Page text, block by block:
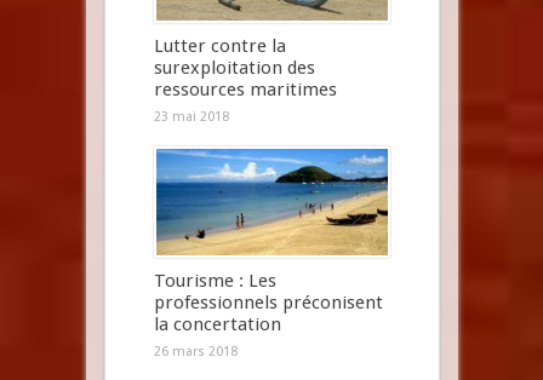
Lutter contre la
surexploitation des
ressources maritimes
23 mai 2018
Tourisme : Les
professionnels préconisent
la concertation
26 mars 2018